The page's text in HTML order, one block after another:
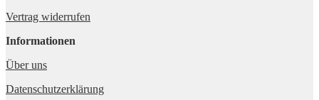
Vertrag widerrufen
Informationen
Über uns
Datenschutzerklärung